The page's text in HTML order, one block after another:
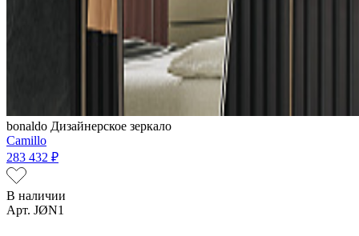
bonaldo Дизайнерское зеркало
Camillo
283 432 ₽
В наличии
Арт. JØN1